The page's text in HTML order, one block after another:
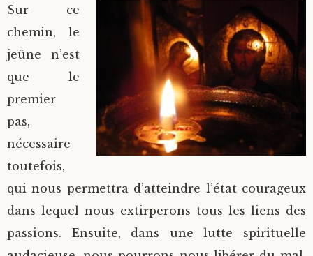
Sur ce
chemin, le
jeûne n’est
que le
premier
pas,
nécessaire
toutefois,
qui nous permettra d’atteindre l’état courageux
dans lequel nous extirperons tous les liens des
passions. Ensuite, dans une lutte spirituelle